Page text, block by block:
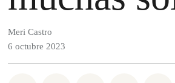
Meri Castro
6 octubre 2023